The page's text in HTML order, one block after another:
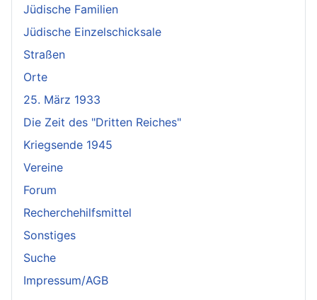
Jüdische Familien
Jüdische Einzelschicksale
Straßen
Orte
25. März 1933
Die Zeit des "Dritten Reiches"
Kriegsende 1945
Vereine
Forum
Recherchehilfsmittel
Sonstiges
Suche
Impressum/AGB